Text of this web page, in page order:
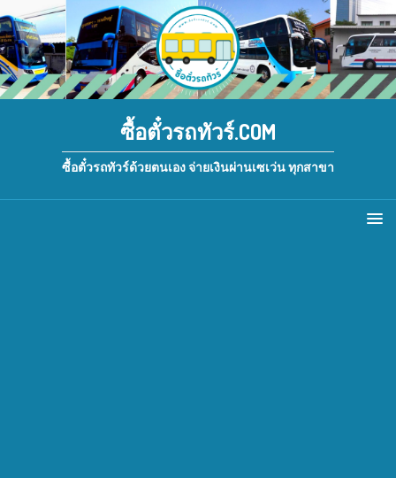
ซื้อตั๋วรถทัวร์.COM
ซื้อตั๋วรถทัวร์ด้วยตนเอง จ่ายเงินผ่านเซเว่น ทุกสาขา